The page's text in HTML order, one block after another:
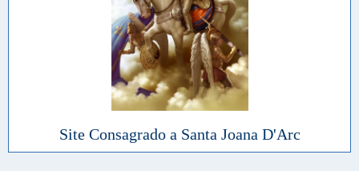
Site Consagrado a Santa Joana D'Arc